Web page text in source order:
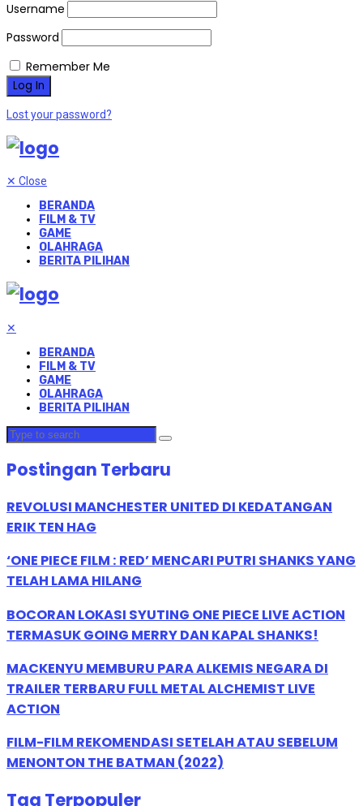
Username
Password
Remember Me
Lost your password?
✕ Close
BERANDA
FILM & TV
GAME
OLAHRAGA
BERITA PILIHAN
✕
BERANDA
FILM & TV
GAME
OLAHRAGA
BERITA PILIHAN
Postingan Terbaru
REVOLUSI MANCHESTER UNITED DI KEDATANGAN
ERIK TEN HAG
‘ONE PIECE FILM : RED’ MENCARI PUTRI SHANKS YANG
TELAH LAMA HILANG
BOCORAN LOKASI SYUTING ONE PIECE LIVE ACTION
TERMASUK GOING MERRY DAN KAPAL SHANKS!
MACKENYU MEMBURU PARA ALKEMIS NEGARA DI
TRAILER TERBARU FULL METAL ALCHEMIST LIVE
ACTION
FILM-FILM REKOMENDASI SETELAH ATAU SEBELUM
MENONTON THE BATMAN (2022)
Tag Terpopuler